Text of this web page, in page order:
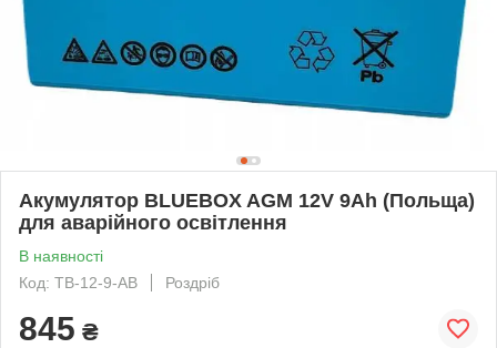
Акумулятор BLUEBOX AGM 12V 9Ah (Польща)
для аварійного освітлення
В наявності
Код: TB-12-9-AB
Роздріб
845 ₴